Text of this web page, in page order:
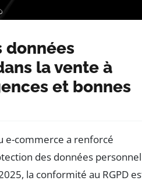
données
la vente à
et bonnes
e-commerce a renforcé
des données
la conformité au RGPD